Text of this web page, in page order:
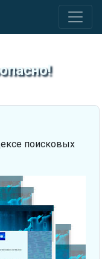
поисковых